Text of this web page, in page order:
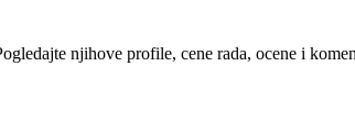
njihove profile, cene rada, ocene i